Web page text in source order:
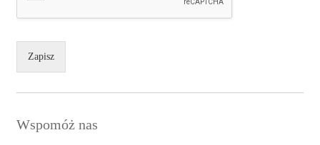
Zapisz
Wspomóż nas